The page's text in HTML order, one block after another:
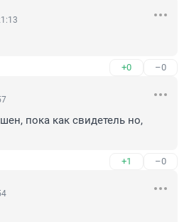
+0 –0
пока как свидетель но,
+1 –0